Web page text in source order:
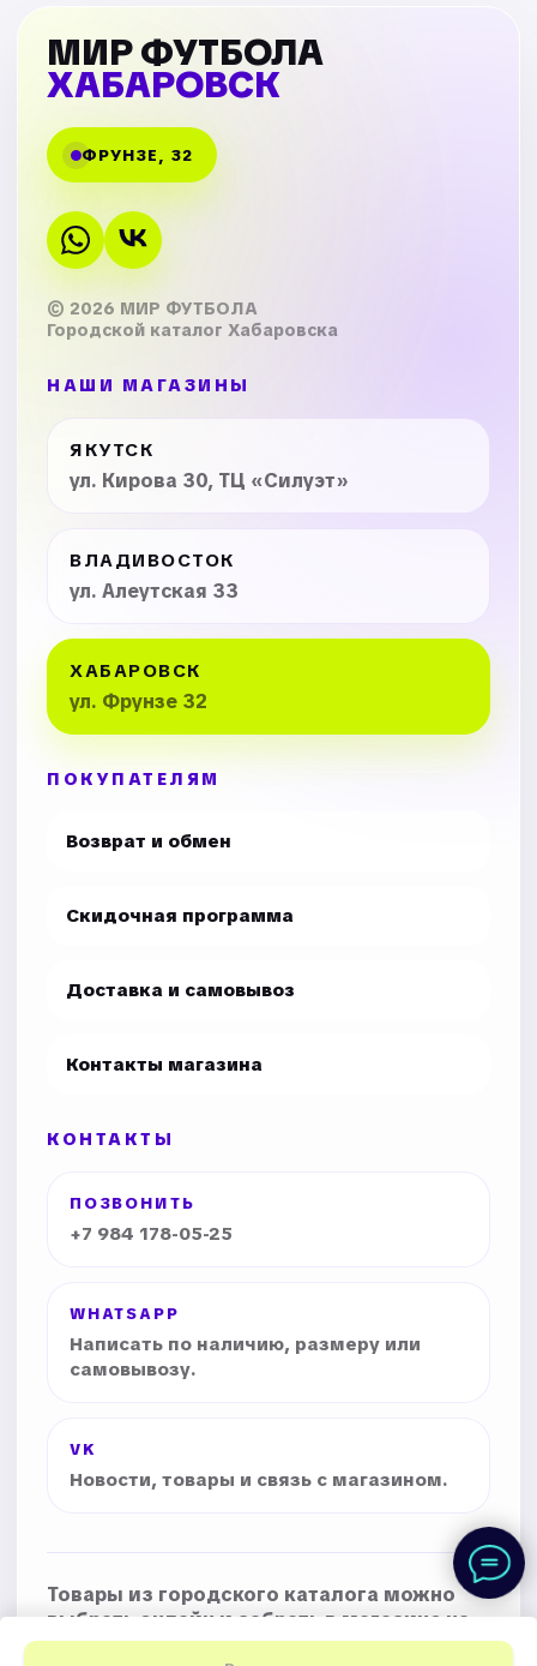
МИР ФУТБОЛА
ХАБАРОВСК
ФРУНЗЕ, 32
© 2026 МИР ФУТБОЛА
Городской каталог Хабаровска
НАШИ МАГАЗИНЫ
ЯКУТСК
ул. Кирова 30, ТЦ «Силуэт»
ВЛАДИВОСТОК
ул. Алеутская 33
ХАБАРОВСК
ул. Фрунзе 32
ПОКУПАТЕЛЯМ
Возврат и обмен
Скидочная программа
Доставка и самовывоз
Контакты магазина
КОНТАКТЫ
ПОЗВОНИТЬ
+7 984 178-05-25
WHATSAPP
Написать по наличию, размеру или
самовывозу.
VK
Новости, товары и связь с магазином.
Товары из городского каталога можно
выбрать онлайн и забрать в магазине на
Фрунзе, 32.